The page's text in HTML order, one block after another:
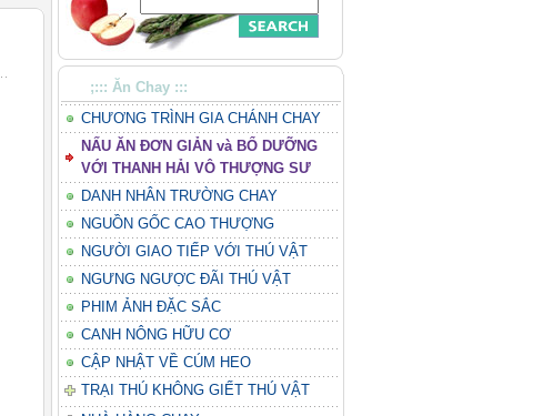
;::: Ăn Chay :::
CHƯƠNG TRÌNH GIA CHÁNH CHAY
NẤU ĂN ĐƠN GIẢN và BỔ DƯỠNG
VỚI THANH HẢI VÔ THƯỢNG SƯ
DANH NHÂN TRƯỜNG CHAY
NGUỒN GỐC CAO THƯỢNG
NGƯỜI GIAO TIẾP VỚI THÚ VẬT
NGƯNG NGƯỢC ĐÃI THÚ VẬT
PHIM ẢNH ĐẶC SẮC
CANH NÔNG HỮU CƠ
CẬP NHẬT VỀ CÚM HEO
TRẠI THÚ KHÔNG GIẾT THÚ VẬT